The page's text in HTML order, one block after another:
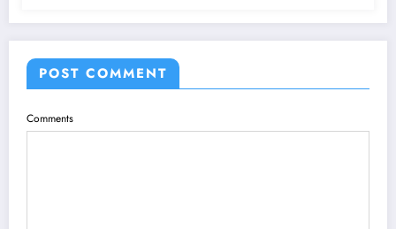
POST COMMENT
Comments